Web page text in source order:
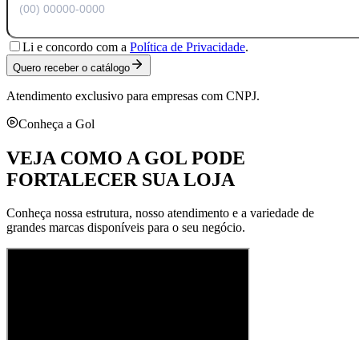
Li e concordo com a Política de Privacidade.
Quero receber o catálogo
Atendimento exclusivo para empresas com CNPJ.
Conheça a Gol
VEJA COMO A GOL PODE
FORTALECER SUA LOJA
Conheça nossa estrutura, nosso atendimento e a variedade de
grandes marcas disponíveis para o seu negócio.